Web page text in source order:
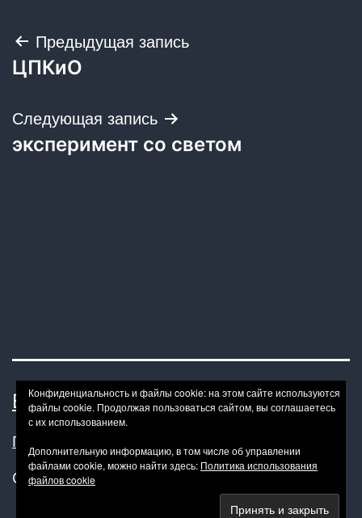
Навигация
по
записям
Предыдущая запись
ЦПКиО
Следующая запись
эксперимент со светом
BONDAGE BDSM-HOWTO
Политика конфиденциальности
Сайт работает на
Конфиденциальность и файлы cookie: на этом сайте используются
файлы cookie. Продолжая пользоваться сайтом, вы соглашаетесь
с их использованием.
Дополнительную информацию, в том числе об управлении
файлами cookie, можно найти здесь: Политика использования
файлов cookie